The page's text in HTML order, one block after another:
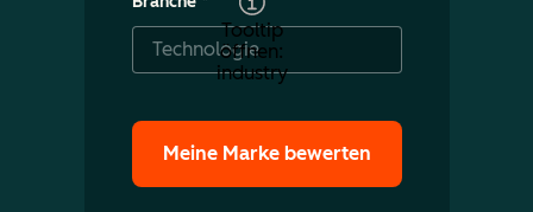
Tooltip
öffnen:
industry